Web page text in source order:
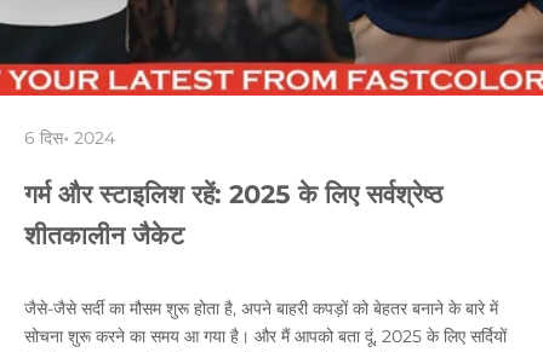
6 दिस॰ 2024
गर्म और स्टाइलिश रहें: 2025 के लिए सर्वश्रेष्ठ
शीतकालीन जैकेट
जैसे-जैसे सर्दी का मौसम शुरू होता है, अपने बाहरी कपड़ों को बेहतर बनाने के बारे में
सोचना शुरू करने का समय आ गया है। और मैं आपको बता दूं, 2025 के लिए सर्दियों